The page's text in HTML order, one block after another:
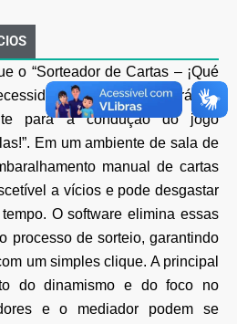
o “Sorteador de Cartas – ¡Qué
de um método prático,
para a condução do jogo
Em um ambientede sala de
manual de cartas
a vícios e pode desgastar
O software elimina essas
processo de sorteio, garantindo
um simples clique. A principal
do dinamismo e do foco no
e o mediador podem se